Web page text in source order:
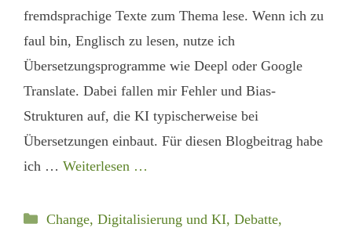
fremdsprachige Texte zum Thema lese. Wenn ich zu
faul bin, Englisch zu lesen, nutze ich
Übersetzungsprogramme wie Deepl oder Google
Translate. Dabei fallen mir Fehler und Bias-
Strukturen auf, die KI typischerweise bei
Übersetzungen einbaut. Für diesen Blogbeitrag habe
ich … Weiterlesen …
Kategorien
Change, Digitalisierung und KI, Debatte,